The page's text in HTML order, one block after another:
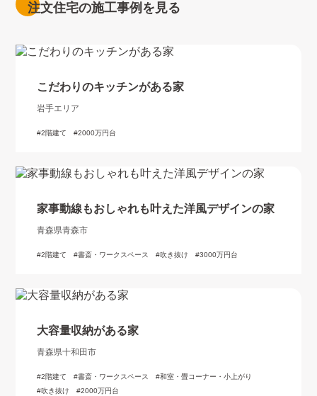
注文住宅の施工事例を見る
こだわりのキッチンがある家
岩手エリア
2階建て 2000万円台
家事動線もおしゃれも叶えた洋風デザインの家
青森県青森市
2階建て 書斎・ワークスペース 吹き抜け 3000万円台
大容量収納がある家
青森県十和田市
2階建て 書斎・ワークスペース
和室・畳コーナー・小上がり
吹き抜け
2000万円台